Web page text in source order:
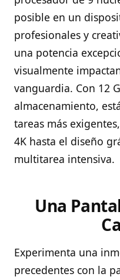
posible en un
profesionales y
una potencia
visualmente
vanguardia. Con 12
almacenamiento,
tareas más
4K hasta el diseño
multitarea intensiva.
Una
Experimenta una
precedentes con la